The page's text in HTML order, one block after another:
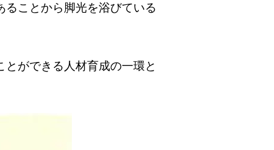
ことから脚光を浴びている
ができる人材育成の一環と